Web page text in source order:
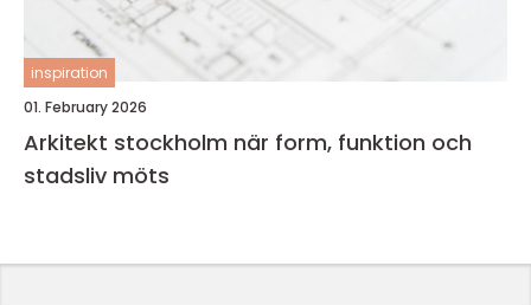
inspiration
01. February 2026
Arkitekt stockholm när form, funktion och
stadsliv möts